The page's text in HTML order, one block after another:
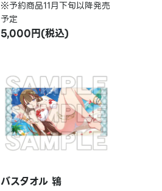
※予約商品11月下旬以降発売
予定
5,000円(税込)
バスタオル 鴇